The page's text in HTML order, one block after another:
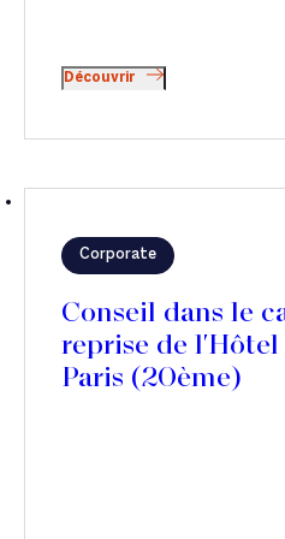
Découvrir
Corporate
Conseil dans le
reprise de l'Hôtel
Paris (20ème)